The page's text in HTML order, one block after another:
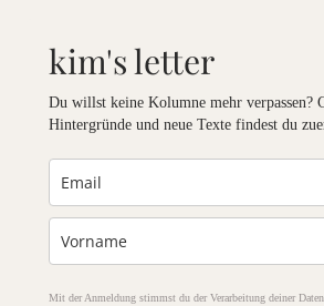
kim's letter
Du willst keine Kolumne mehr verpassen?
Hintergründe und neue Texte findest du
Mit der Anmeldung stimmst du der Verarbeitung deiner